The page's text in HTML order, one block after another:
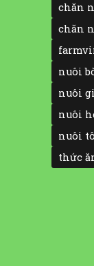
chăn
chăn
nuôi
nuôi
nuôi
nuôi
thức